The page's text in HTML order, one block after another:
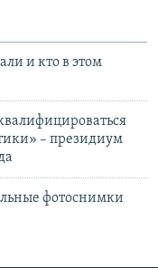
и кто в этом
– президиум
фотоснимки